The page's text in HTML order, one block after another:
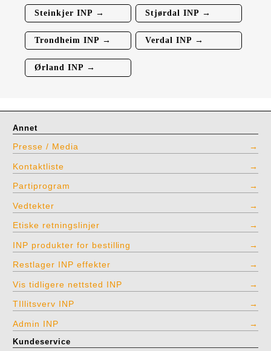
Steinkjer INP → Stjørdal INP →
Trondheim INP → Verdal INP →
Ørland INP →
Annet
Presse / Media
Kontaktliste
Partiprogram
Vedtekter
Etiske retningslinjer
INP produkter for bestilling
Restlager INP effekter
Vis tidligere nettsted INP
TIllitsverv INP
Admin INP
Kundeservice